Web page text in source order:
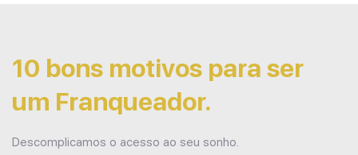
10 bons motivos para ser
um Franqueador.
Descomplicamos o acesso ao seu sonho.